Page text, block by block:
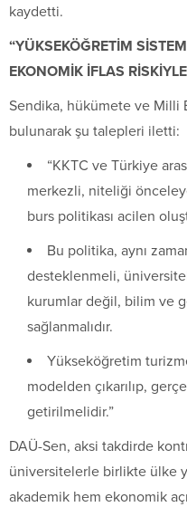
kaydetti.
“YÜKSEKÖĞRETİM
EKONOMİK İFLAS
Sendika, hükümete ve Milli
bulunarak şu talepleri iletti:
“KKTC ve Türkiye
merkezli, niteliği
burs politikası acilen
Bu politika, aynı
desteklenmeli,
kurumlar değil, bilim ve
sağlanmalıdır.
Yükseköğretim
modelden çıkarılıp,
getirilmelidir.”
DAÜ-Sen, aksi takdirde
üniversitelerle birlikte ülke
akademik hem ekonomik